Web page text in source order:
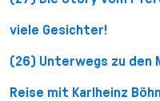
viele Gesichter!
(26) Unterwegs zu den
Reise mit Karlheinz